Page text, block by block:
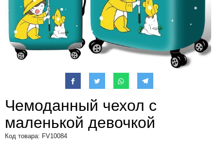
Чемоданный чехол с
маленькой девочкой
Код товара: FV10084